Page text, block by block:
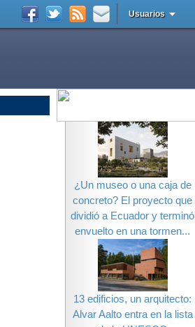
Usuarios
¿Un museo o una caja de
concreto? El proyecto que
dividió a Ecuador y terminó
envuelto en una tormen...
13 edificios, un arquitecto:
Alvar Aalto entra en la lista